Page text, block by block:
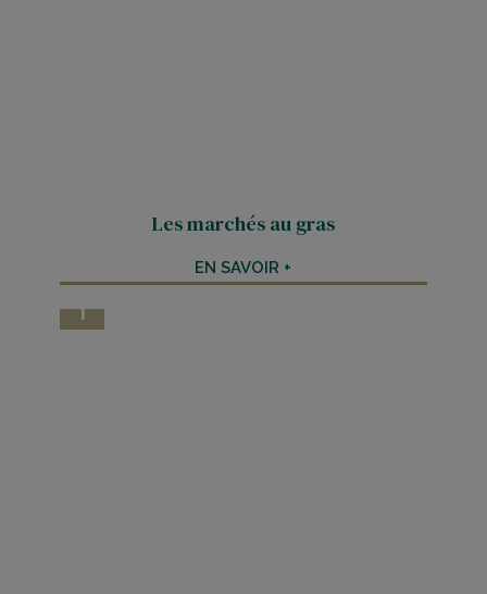
Les marchés au gras
EN SAVOIR +